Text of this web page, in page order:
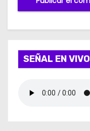
SEÑAL EN VIVO